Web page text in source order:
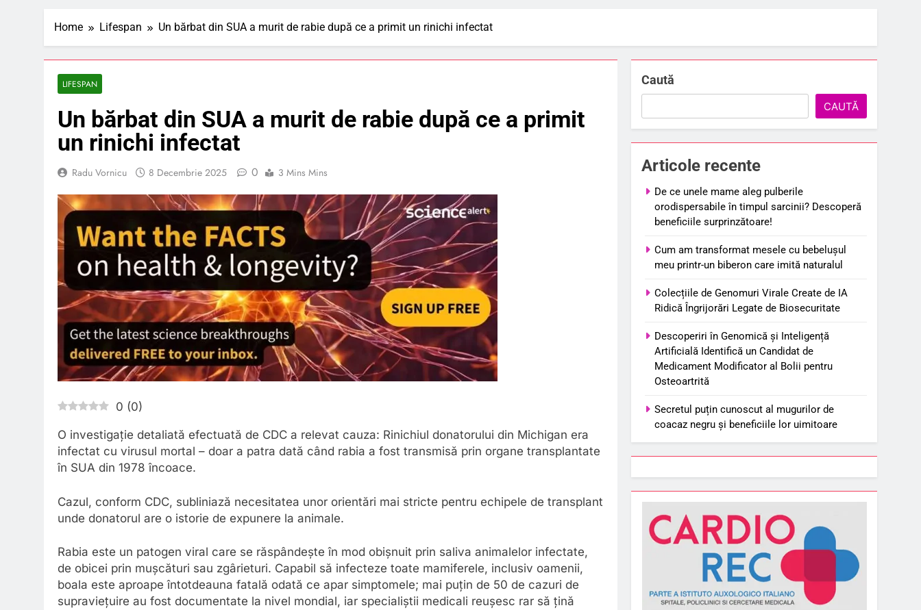
Home Lifespan Un bărbat din SUA a murit de rabie după ce a primit un rinichi infectat
LIFESPAN
Un bărbat din SUA a murit de rabie după ce a primit
un rinichi infectat
Radu Vornicu 8 Decembrie 2025 0 3 Mins Mins
0 (0)
O investigație detaliată efectuată de CDC a relevat cauza: Rinichiul donatorului din Michigan era
infectat cu virusul mortal – doar a patra dată când rabia a fost transmisă prin organe transplantate
în SUA din 1978 încoace.
Cazul, conform CDC, subliniază necesitatea unor orientări mai stricte pentru echipele de transplant
unde donatorul are o istorie de expunere la animale.
Rabia este un patogen viral care se răspândește în mod obișnuit prin saliva animalelor infectate,
de obicei prin mușcături sau zgârieturi. Capabil să infecteze toate mamiferele, inclusiv oamenii,
boala este aproape întotdeauna fatală odată ce apar simptomele; mai puțin de 50 de cazuri de
supraviețuire au fost documentate la nivel mondial, iar specialiștii medicali reușesc rar să țină
Caută
CAUTĂ
Articole recente
De ce unele mame aleg pulberile
orodispersabile în timpul sarcinii? Descoperă
beneficiile surprinzătoare!
Cum am transformat mesele cu bebelușul
meu printr-un biberon care imită naturalul
Colecțiile de Genomuri Virale Create de IA
Ridică Îngrijorări Legate de Biosecuritate
Descoperiri în Genomică și Inteligență
Artificială Identifică un Candidat de
Medicament Modificator al Bolii pentru
Osteoartrită
Secretul puțin cunoscut al mugurilor de
coacaz negru și beneficiile lor uimitoare